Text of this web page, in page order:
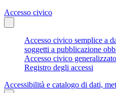
Accesso civico
Accesso civico semplice a
soggetti a pubblicazione
Accesso civico
Registro degli accessi
Accessibilità e catalogo di dati,